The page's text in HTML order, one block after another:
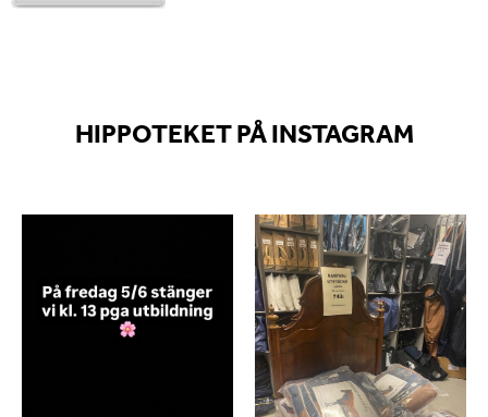
HIPPOTEKET PÅ INSTAGRAM